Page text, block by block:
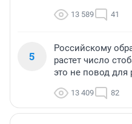
13 589 41
5
Российскому
растет число
это не повод для
13 409 82